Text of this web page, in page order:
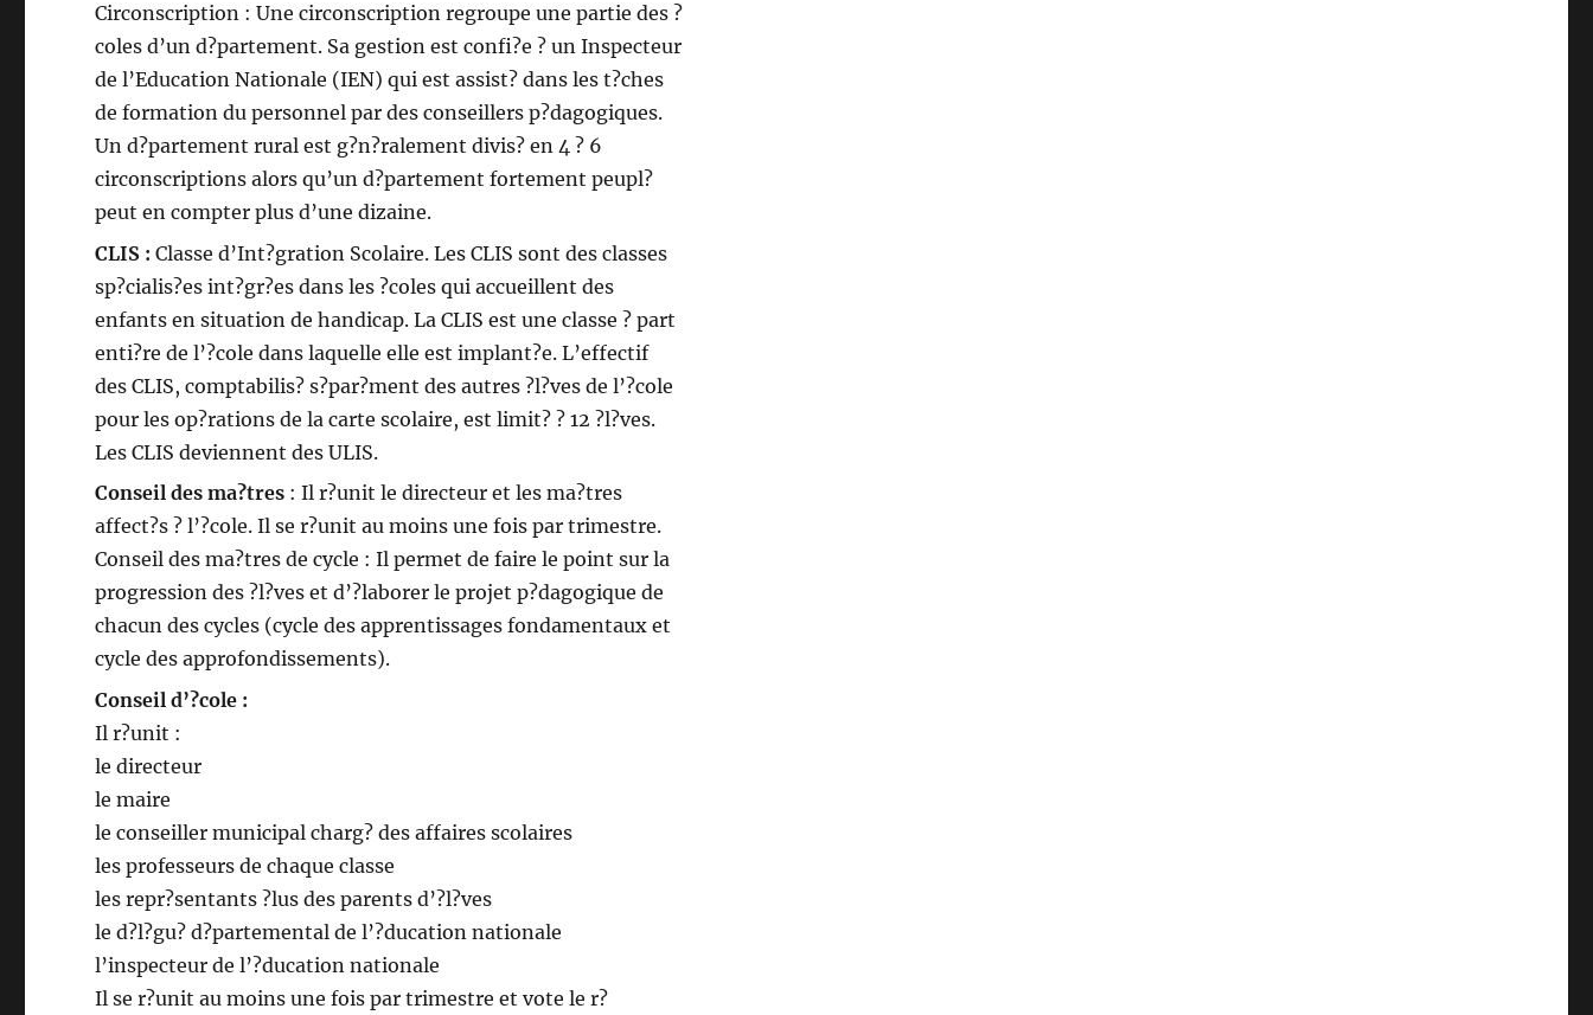
Circonscription : Une circonscription regroupe une partie des ?
coles d’un d?partement. Sa gestion est confi?e ? un Inspecteur
de l’Education Nationale (IEN) qui est assist? dans les t?ches
de formation du personnel par des conseillers p?dagogiques.
Un d?partement rural est g?n?ralement divis? en 4 ? 6
circonscriptions alors qu’un d?partement fortement peupl?
peut en compter plus d’une dizaine.
CLIS : Classe d’Int?gration Scolaire. Les CLIS sont des classes
sp?cialis?es int?gr?es dans les ?coles qui accueillent des
enfants en situation de handicap. La CLIS est une classe ? part
enti?re de l’?cole dans laquelle elle est implant?e. L’effectif
des CLIS, comptabilis? s?par?ment des autres ?l?ves de l’?cole
pour les op?rations de la carte scolaire, est limit? ? 12 ?l?ves.
Les CLIS deviennent des ULIS.
Conseil des ma?tres : Il r?unit le directeur et les ma?tres
affect?s ? l’?cole. Il se r?unit au moins une fois par trimestre.
Conseil des ma?tres de cycle : Il permet de faire le point sur la
progression des ?l?ves et d’?laborer le projet p?dagogique de
chacun des cycles (cycle des apprentissages fondamentaux et
cycle des approfondissements).
Conseil d’?cole :
Il r?unit :
le directeur
le maire
le conseiller municipal charg? des affaires scolaires
les professeurs de chaque classe
les repr?sentants ?lus des parents d’?l?ves
le d?l?gu? d?partemental de l’?ducation nationale
l’inspecteur de l’?ducation nationale
Il se r?unit au moins une fois par trimestre et vote le r?